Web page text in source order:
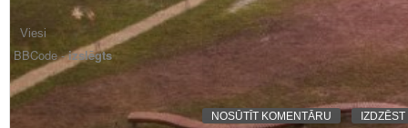
BBCode -izslēgts